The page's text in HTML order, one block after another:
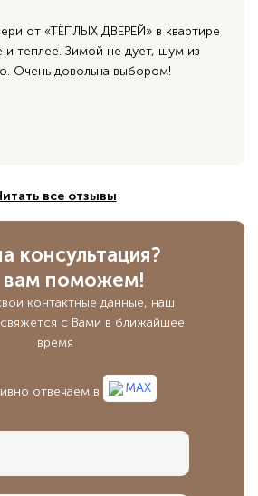
от «ТЁПЛЫХ ДВЕРЕЙ» в квартире
и теплее. Зимой не дует, шум из
Очень довольна выбором!
все отзывы
консультация?
поможем!
контактные данные, наш
с Вами в ближайшее
время
отвечаем в MAX